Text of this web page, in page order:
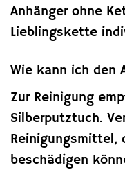
Anhänger ohne
Lieblingskette
Wie kann ich den
Zur Reinigung
Silberputztuch.
Reinigungsmittel,
beschädigen